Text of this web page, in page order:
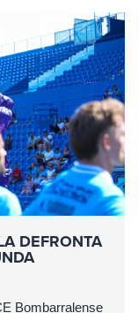
DEFRONTA
Bombarralense